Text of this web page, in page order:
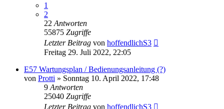
1
2
22 Antworten
55875 Zugriffe
Letzter Beitrag von hoffendlichS3
Freitag 29. Juli 2022, 22:05
E57 Wartungsplan / Bedienungsanleitung (?)
von Protti » Sonntag 10. April 2022, 17:48
9 Antworten
25040 Zugriffe
Letzter Beitrag von hoffendlichS3